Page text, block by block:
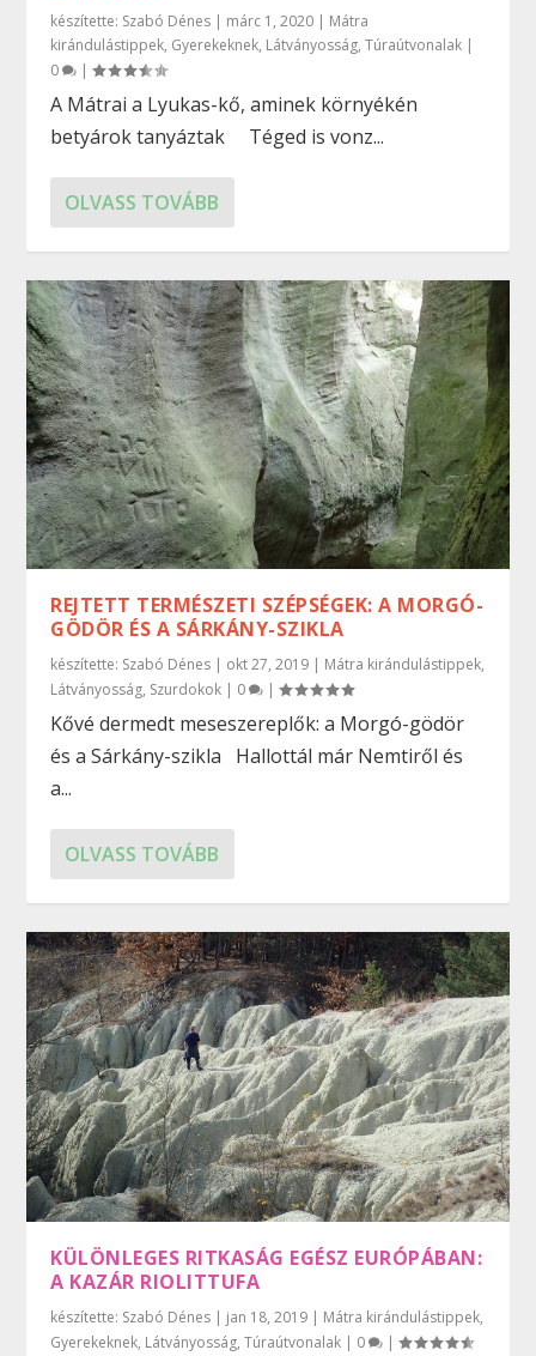
készítette: Szabó Dénes | márc 1, 2020 | Mátra
kirándulástippek, Gyerekeknek, Látványosság,Túraútvonalak |
0
|
A Mátrai a Lyukas-kő, aminek környékén
betyárok tanyáztak Téged is vonz...
OLVASS TOVÁBB
REJTETT TERMÉSZETI SZÉPSÉGEK: A MORGÓ-
GÖDÖR ÉS A SÁRKÁNY-SZIKLA
készítette: Szabó Dénes | okt 27, 2019 | Mátra kirándulástippek,
Látványosság, Szurdokok | 0 |
Kővé dermedt meseszereplők: a Morgó-gödör
és a Sárkány-szikla Hallottál már Nemtiről és
a...
OLVASS TOVÁBB
KÜLÖNLEGES RITKASÁG EGÉSZ EURÓPÁBAN:
A KAZÁR RIOLITTUFA
készítette: Szabó Dénes | jan 18, 2019 | Mátra kirándulástippek,
Gyerekeknek, Látványosság,Túraútvonalak | 0 |